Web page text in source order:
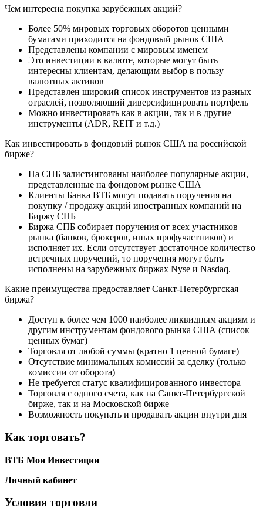
Чем интересна покупка зарубежных акций?
Более 50% мировых торговых оборотов ценными
бумагами приходится на фондовый рынок США
Представлены компании с мировым именем
Это инвестиции в валюте, которые могут быть
интересны клиентам, делающим выбор в пользу
валютных активов
Представлен широкий список инструментов из разных
отраслей, позволяющий диверсифицировать портфель
Можно инвестировать как в акции, так и в другие
инструменты (ADR, REIT и т.д.)
Как инвестировать в фондовый рынок США на российской
бирже?
На СПБ залистингованы наиболее популярные акции,
представленные на фондовом рынке США
Клиенты Банка ВТБ могут подавать поручения на
покупку / продажу акций иностранных компаний на
Биржу СПБ
Биржа СПБ собирает поручения от всех участников
рынка (банков, брокеров, иных профучастников) и
исполняет их. Если отсутствует достаточное количество
встречных поручений, то поручения могут быть
исполнены на зарубежных биржах Nyse и Nasdaq.
Какие преимущества предоставляет Санкт-Петербургская
биржа?
Доступ к более чем 1000 наиболее ликвидным акциям и
другим инструментам фондового рынка США (список
ценных бумаг)
Торговля от любой суммы (кратно 1 ценной бумаге)
Отсутствие минимальных комиссий за сделку (только
комиссии от оборота)
Не требуется статус квалифицированного инвестора
Торговля с одного счета, как на Санкт-Петербургской
бирже, так и на Московской бирже
Возможность покупать и продавать акции внутри дня
Как торговать?
ВТБ Мои Инвестиции
Личный кабинет
Условия торговли